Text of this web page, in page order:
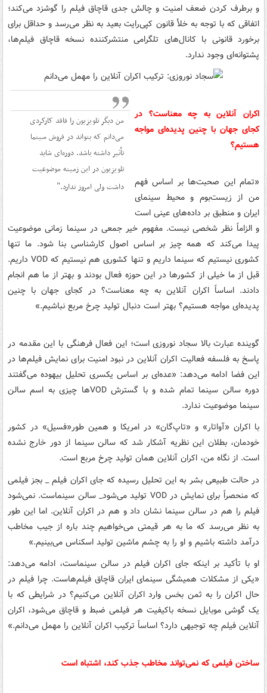
و برطرف کردن ضعف امنیت و چالش جدی قاچاق فیلم را گوشزد می‌کند؛
اتفاقی که با توجه به خلأ قانون کپی‌رایت بعید به نظر می‌رسد و حداقل برای
برخورد قانونی با کانال‌های تلگرامی منتشرکننده نسخه قاچاق فیلم‌ها،
پشتوانه‌ای وجود ندارد.
من دیگر تلویزیون را فاقد کارکردی
می‌دانم که بتواند در فروش سینما
تأثیر داشته باشد. دوره‌ای شاید
تلویزیون در این زمینه موضوعیت
داشت ولی امروز ندارد.
اکران آنلاین به چه معناست؟ در
کجای جهان با چنین پدیده‌ای مواجه
هستیم؟
«تمام این صحبت‌ها بر اساس فهم
من از زیست‌بوم و محیط سینمای
ایران و منطبق بر داده‌های عینی است
و الزاماً نظر شخصی نیست. مفهوم خیر جمعی در سینما زمانی موضوعیت
پیدا می‌کند که همه چیز بر اساس اصول کارشناسی بنا شود. ما تنها
کشوری نیستیم که سینما داریم و تنها کشوری هم نیستیم که VOD داریم.
قبل از ما خیلی از کشورها در این حوزه فعال بودند و بهتر از ما هم انجام
دادند. اساساً اکران آنلاین به چه معناست؟ در کجای جهان با چنین
پدیده‌ای مواجه هستیم؟ بهتر است دنبال تولید چرخ مربع نباشیم.»
گوینده عبارت بالا سجاد نوروزی است؛ این فعال فرهنگی با این مقدمه در
پاسخ به فلسفه فعالیت اکران آنلاین در نبود امنیت برای نمایش فیلم‌ها در
این فضا ادامه می‌دهد: «عده‌ای بر اساس یکسری تحلیل بیهوده می‌گفتند
دوره سالن سینما تمام شده و با گسترش VODها چیزی به اسم سالن
سینما موضوعیت ندارد.
با اکران «آواتار» و «تاپ‌گان» در امریکا و همین طور«فسیل» در کشور
خودمان، بطلان این نظریه آشکار شد که سالن سینما از دور خارج نشده
است. از نگاه من، اکران آنلاین همان تولید چرخ مربع است.
در حالت طبیعی بشر به این تحلیل رسیده که جای اکران فیلم _ بجز فیلمی
که منحصراً برای نمایش در VOD تولید می‌شود_ سالن سینماست. نمی‌شود
فیلم را هم در سالن سینما نشان داد و هم در اکران آنلاین. اما این طور
به نظر می‌رسد که ما به هر قیمتی می‌خواهیم چند باره از جیب مخاطب
درآمد داشته باشیم و او را به چشم ماشین تولید اسکناس می‌بینیم.»
او با تأکید بر اینکه جای اکران فیلم در سالن سینماست، ادامه می‌دهد:
«یکی از مشکلات همیشگی سینمای ایران قاچاق فیلم‌هاست. چرا فیلم در
حال اکران را به ثمن بخس وارد اکران آنلاین می‌کنیم؟ در شرایطی که با
یک گوشی موبایل نسخه باکیفیت هر فیلمی ضبط و قاچاق می‌شود، اکران
آنلاین فیلم چه توجیهی دارد؟ اساساً ترکیب اکران آنلاین را مهمل می‌دانم.»
ساختن فیلمی که نمی‌تواند مخاطب جذب کند، اشتباه است